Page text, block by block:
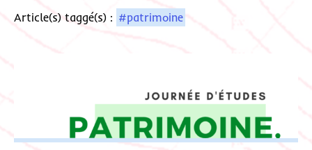
Article(s) taggé(s) : #patrimoine